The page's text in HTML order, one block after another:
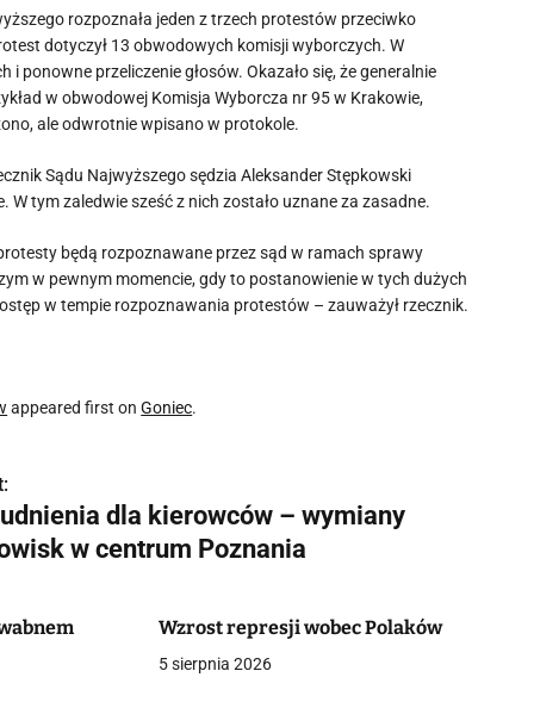
rozpoznała jeden z trzech protestów przeciwko
dotyczył 13 obwodowych komisji wyborczych. W
przeliczenie głosów. Okazało się, że generalnie
w obwodowej Komisja Wyborcza nr 95 w Krakowie,
ale odwrotnie wpisano w protokole.
Sądu Najwyższego sędzia Aleksander Stępkowski
tym zaledwie sześć z nich zostało uznane za zasadne.
będą rozpoznawane przez sąd w ramach sprawy
w pewnym momencie, gdy to postanowienie w tych dużych
w tempie rozpoznawania protestów – zauważył rzecznik.
appeared first onGoniec.
dla kierowców – wymiany
w centrum Poznania
Wzrost represji wobec Polaków
5 sierpnia 2026